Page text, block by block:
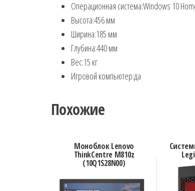
Операционная система:Windows 10
Высота:456 мм
Ширина:185 мм
Глубина:440 мм
Вес:15 кг
Игровой компьютер:да
Похожие
Моноблок Lenovo
ThinkCentre M810z
(10Q1S28N00)